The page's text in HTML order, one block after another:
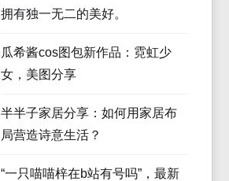
拥有独一无二的美好。
瓜希酱cos图包新作品：霓虹少
女，美图分享
半半子家居分享：如何用家居布
局营造诗意生活？
“一只喵喵梓在b站有号吗”，最新